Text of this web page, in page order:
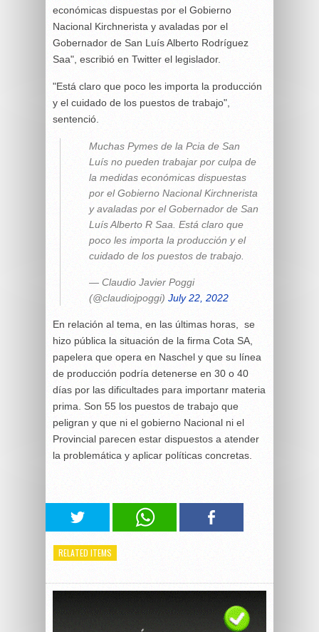
económicas dispuestas por el Gobierno
Nacional Kirchnerista y avaladas por el
Gobernador de San Luís Alberto Rodríguez
Saa", escribió en Twitter el legislador.
"Está claro que poco les importa la producción
y el cuidado de los puestos de trabajo",
sentenció.
Muchas Pymes de la Pcia de San
Luís no pueden trabajar por culpa de
la medidas económicas dispuestas
por el Gobierno Nacional Kirchnerista
y avaladas por el Gobernador de San
Luís Alberto R Saa. Está claro que
poco les importa la producción y el
cuidado de los puestos de trabajo.
— Claudio Javier Poggi
(@claudiojpoggi) July 22, 2022
En relación al tema, en las últimas horas, se
hizo pública la situación de la firma Cota SA,
papelera que opera en Naschel y que su línea
de producción podría detenerse en 30 o 40
días por las dificultades para importanr materia
prima. Son 55 los puestos de trabajo que
peligran y que ni el gobierno Nacional ni el
Provincial parecen estar dispuestos a atender
la problemática y aplicar políticas concretas.
RELATED ITEMS